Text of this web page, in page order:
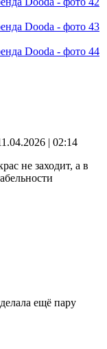
| 02:14
не заходит, а в
ещё пару